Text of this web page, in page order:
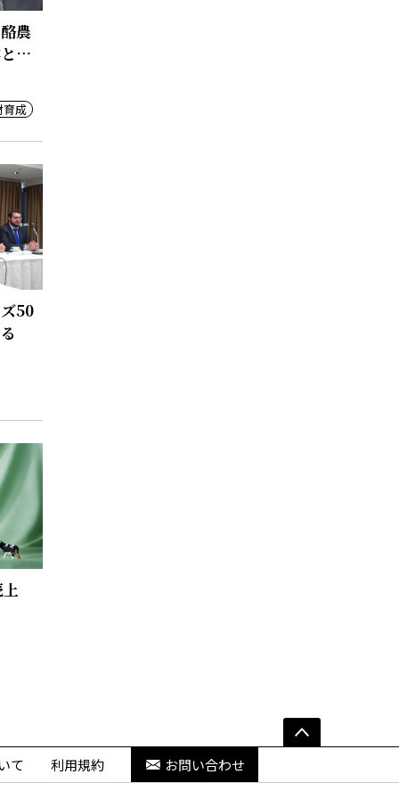
農
共
育成
50
て 利用規約 お問い合わせ